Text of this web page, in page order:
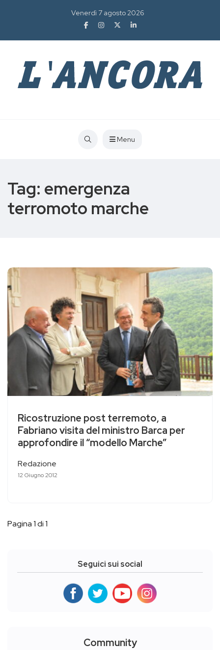
Venerdì 7 agosto 2026
Menu
Tag: emergenza
terromoto marche
Ricostruzione post terremoto, a
Fabriano visita del ministro Barca per
approfondire il “modello Marche”
Redazione
12 Giugno 2012
Pagina 1 di 1
Seguici sui social
Community